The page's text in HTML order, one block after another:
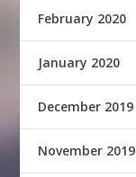
February 2020
January 2020
December 2019
November 2019